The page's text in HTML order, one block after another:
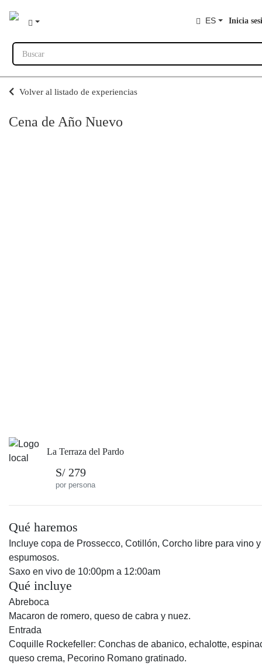
ES Inicia
Buscar
Volver al listado de experiencias
Cena de Año Nuevo
La Terraza del Pardo
S/ 279
por persona
Qué haremos
Incluye copa de Prossecco, Cotillón, Corcho libre para vino y
espumosos.
Saxo en vivo de 10:00pm a 12:00am
Qué incluye
Abreboca
Macaron de romero, queso de cabra y nuez.
Entrada
Coquille Rockefeller: Conchas de abanico, echalotte,
queso crema, Pecorino Romano gratinado.